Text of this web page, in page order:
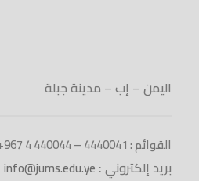
اليمن – إب – مدينة جبلة
القوائم : 4440041 – 440044 4 967+
بريد إلكتروني : info@jums.edu.ye